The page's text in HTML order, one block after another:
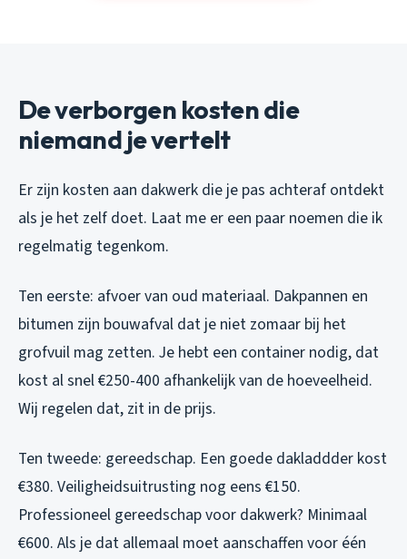
De verborgen kosten die
niemand je vertelt
Er zijn kosten aan dakwerk die je pas achteraf ontdekt
als je het zelf doet. Laat me er een paar noemen die ik
regelmatig tegenkom.
Ten eerste: afvoer van oud materiaal. Dakpannen en
bitumen zijn bouwafval dat je niet zomaar bij het
grofvuil mag zetten. Je hebt een container nodig, dat
kost al snel €250-400 afhankelijk van de hoeveelheid.
Wij regelen dat, zit in de prijs.
Ten tweede: gereedschap. Een goede dakladdder kost
€380. Veiligheidsuitrusting nog eens €150.
Professioneel gereedschap voor dakwerk? Minimaal
€600. Als je dat allemaal moet aanschaffen voor één